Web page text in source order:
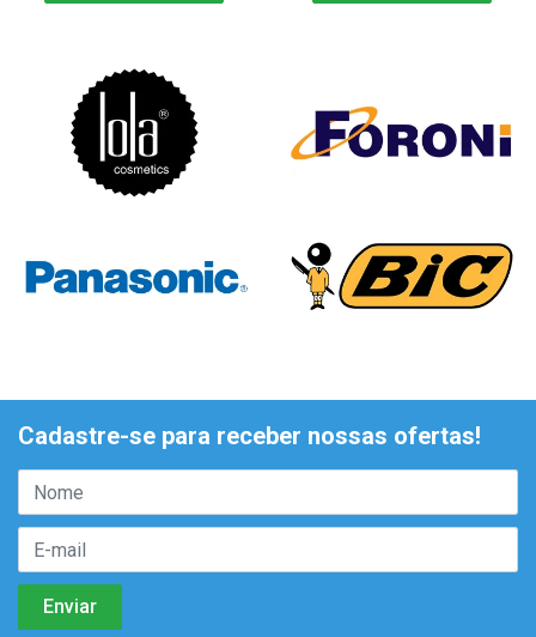
Cadastre-se para receber nossas ofertas!